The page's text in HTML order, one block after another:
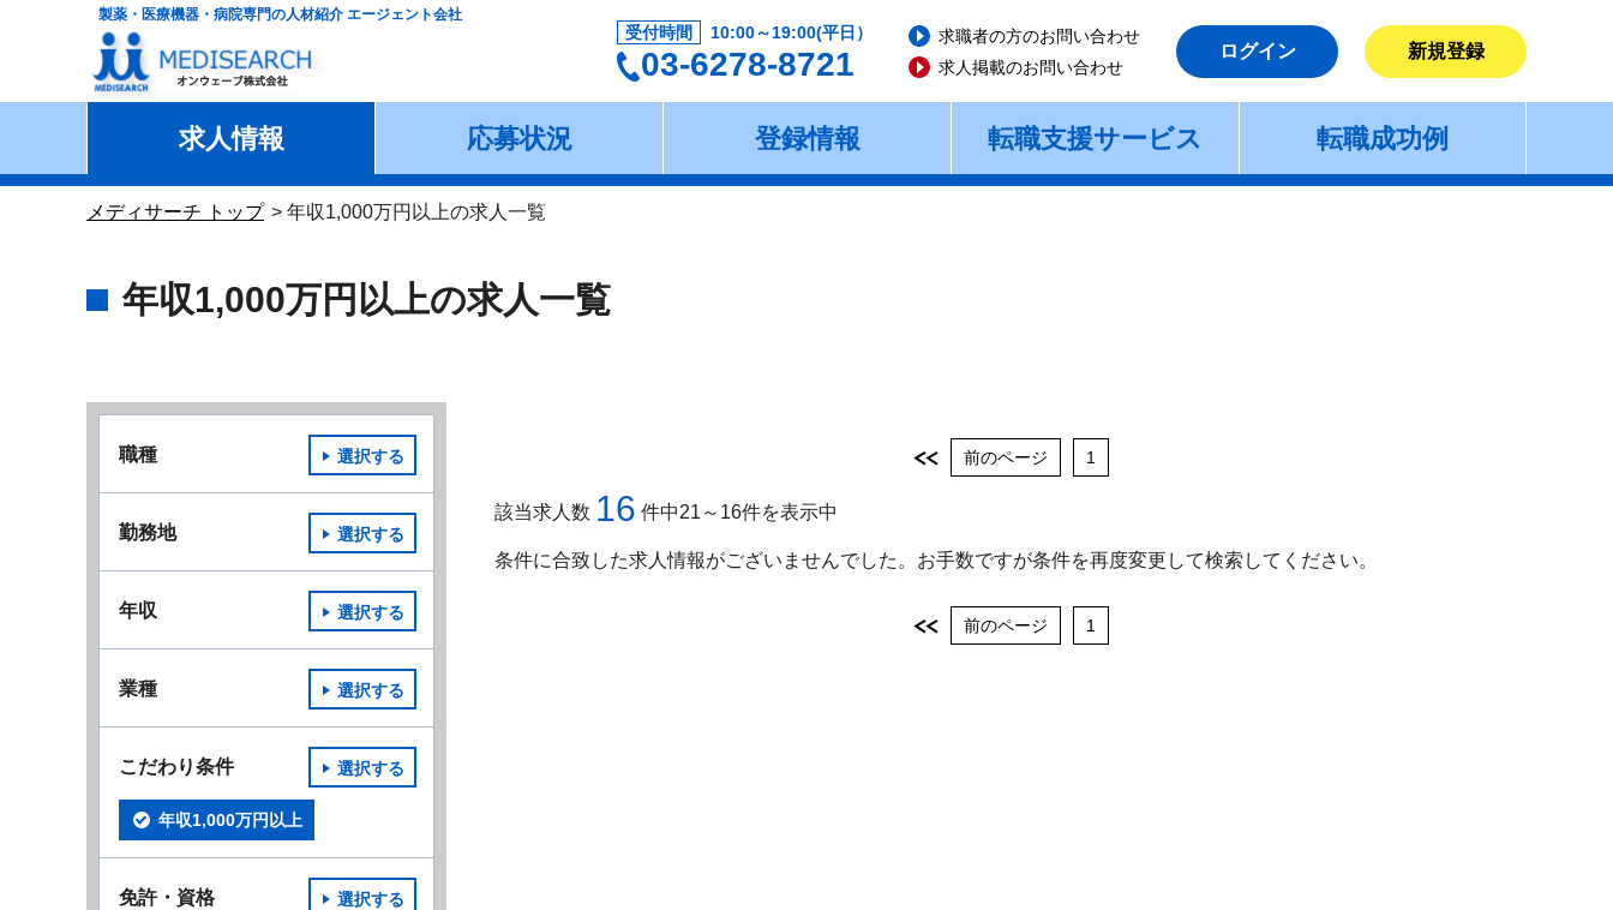
製薬・医療機器・病院専門の人材紹介 エージェント会社
受付時間 10:00～19:00(平日）
03-6278-8721
求職者の方のお問い合わせ
求人掲載のお問い合わせ
ログイン 新規登録
求人情報 応募状況 登録情報 転職支援サービス 転職成功例
メディサーチ トップ 年収1,000万円以上の求人一覧
年収1,000万円以上の求人一覧
前のページ 1
該当求人数 16 件中21～16件を表示中
条件に合致した求人情報がございませんでした。お手数ですが条件を再度変更して検索してください。
前のページ 1
職種 選択する
勤務地 選択する
年収 選択する
業種 選択する
こだわり条件 選択する
年収1,000万円以上
免許・資格 選択する